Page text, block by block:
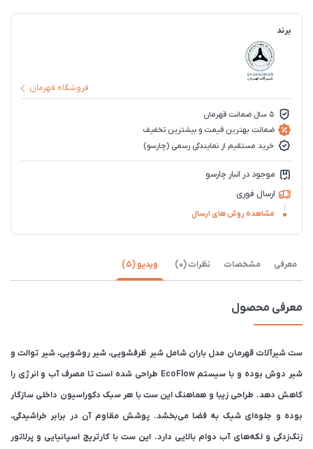
برند
فروشگاه قهرمان
5 سال ضمانت قهرمان
ضمانت بهترین قیمت و بیشترین تخفیف
خرید مستقیم از نمایندگی رسمی (چارسو)
موجود در انبار چارسو
ارسال فوری
مشاهده روش های ارسال
معرفی مشخصات نظرات (0) ویدیو (5)
معرفی محصول
ست شیرآلات قهرمان مدل باران شامل شیر ظرفشویی، شیر روشویی، شیر توالت و
شیر دوش بوده و با سیستم EcoFlow طراحی شده است تا مصرف آب و انرژی را
کاهش دهد. طراحی زیبا و هماهنگ این ست با هر سبک دکوراسیون داخلی سازگار
بوده و جلوه‌ای شیک به فضا می‌بخشد. پوشش مقاوم آن در برابر خراشیدگی،
زنگ‌زدگی و لکه‌های آب دوام بالایی دارد. این ست با کارتریج اسپانیایی و پرلاتور